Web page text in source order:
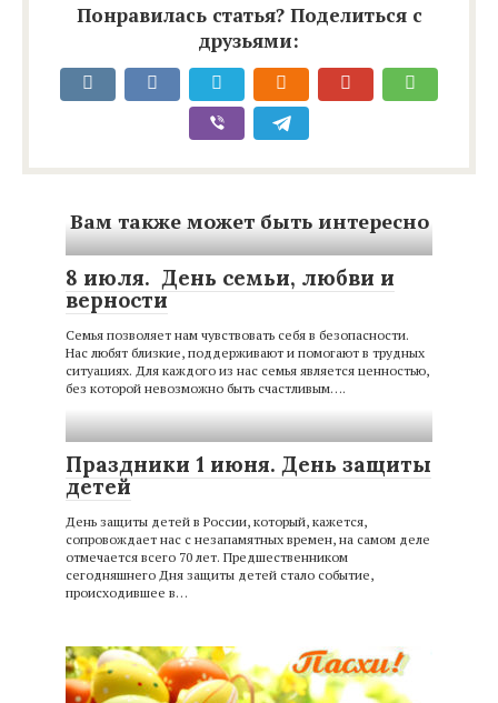
Понравилась статья? Поделиться с
друзьями:
Вам также может быть интересно
8 июля. День семьи, любви и
верности
Семья позволяет нам чувствовать себя в безопасности.
Нас любят близкие, поддерживают и помогают в трудных
ситуациях. Для каждого из нас семья является ценностью,
без которой невозможно быть счастливым….
Праздники 1 июня. День защиты
детей
День защиты детей в России, который, кажется,
сопровождает нас с незапамятных времен, на самом деле
отмечается всего 70 лет. Предшественником
сегодняшнего Дня защиты детей стало событие,
происходившее в…